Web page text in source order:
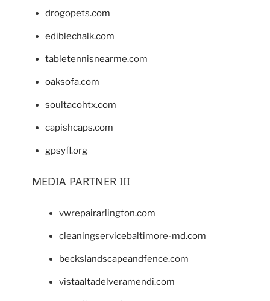
drogopets.com
ediblechalk.com
tabletennisnearme.com
oaksofa.com
soultacohtx.com
capishcaps.com
gpsyfl.org
MEDIA PARTNER III
vwrepairarlington.com
cleaningservicebaltimore-md.com
beckslandscapeandfence.com
vistaaltadelveramendi.com